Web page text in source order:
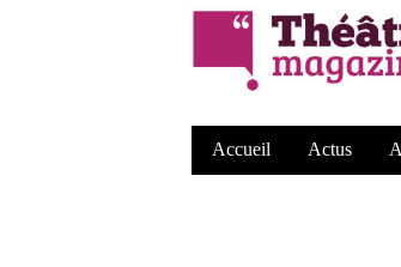
Accueil Actus